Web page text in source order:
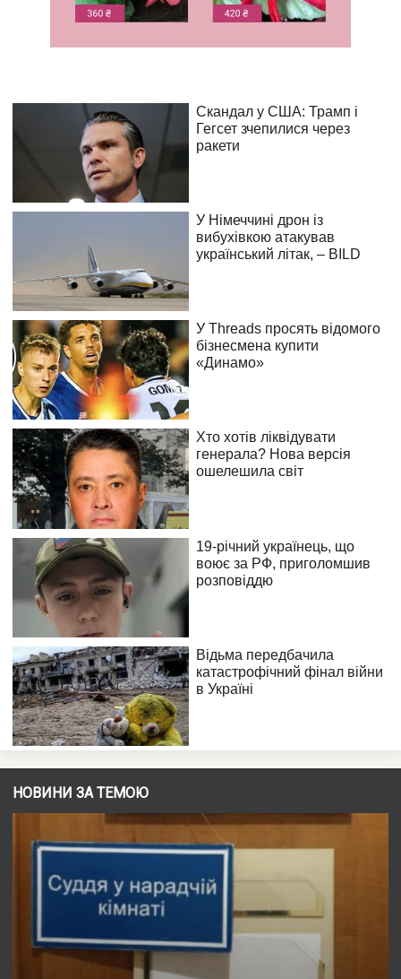
НОВИНИ ЗА ТЕМОЮ